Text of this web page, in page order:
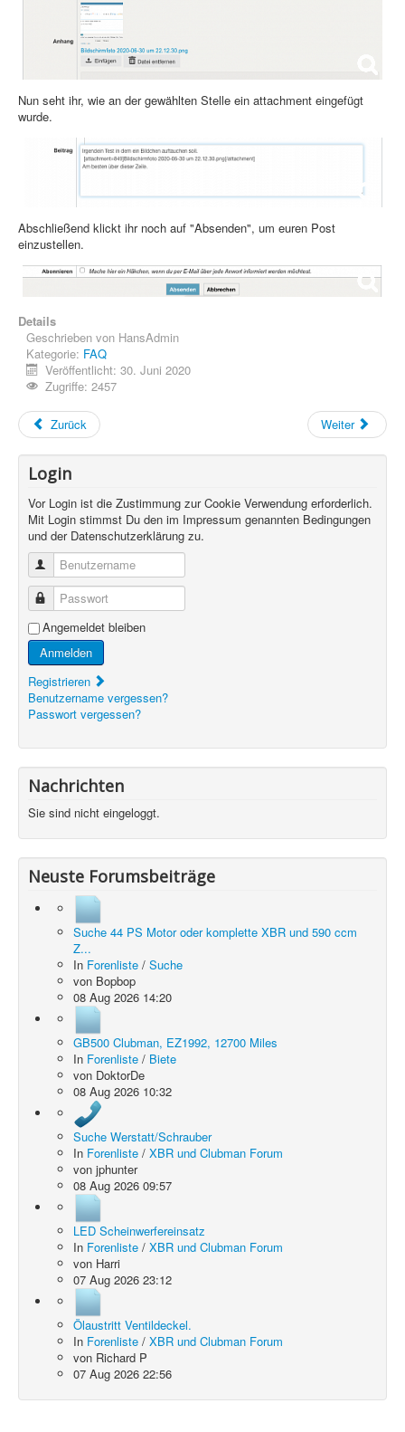
Nun seht ihr, wie an der gewählten Stelle ein attachment eingefügt
wurde.
Abschließend klickt ihr noch auf "Absenden", um euren Post
einzustellen.
Details
Geschrieben von HansAdmin
Kategorie: FAQ
Veröffentlicht: 30. Juni 2020
Zugriffe: 2457
Zurück Weiter
Login
Vor Login ist die Zustimmung zur Cookie Verwendung erforderlich.
Mit Login stimmst Du den im Impressum genannten Bedingungen
und der Datenschutzerklärung zu.
Benutzername
Passwort
Angemeldet bleiben
Anmelden
Registrieren
Benutzername vergessen?
Passwort vergessen?
Nachrichten
Sie sind nicht eingeloggt.
Neuste Forumsbeiträge
Suche 44 PS Motor oder komplette XBR und 590 ccm
Z...
In Forenliste / Suche
von Bopbop
08 Aug 2026 14:20
GB500 Clubman, EZ1992, 12700 Miles
In Forenliste / Biete
von DoktorDe
08 Aug 2026 10:32
Suche Werstatt/Schrauber
In Forenliste / XBR und Clubman Forum
von jphunter
08 Aug 2026 09:57
LED Scheinwerfereinsatz
In Forenliste / XBR und Clubman Forum
von Harri
07 Aug 2026 23:12
Ölaustritt Ventildeckel.
In Forenliste / XBR und Clubman Forum
von Richard P
07 Aug 2026 22:56